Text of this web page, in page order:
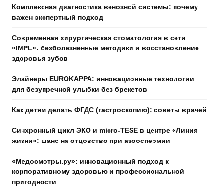
Комплексная диагностика венозной системы: почему
важен экспертный подход
Современная хирургическая стоматология в сети
«IMPL»: безболезненные методики и восстановление
здоровья зубов
Элайнеры EUROKAPPA: инновационные технологии
для безупречной улыбки без брекетов
Как детям делать ФГДС (гастроскопию): советы врачей
Синхронный цикл ЭКО и micro-TESE в центре «Линия
жизни»: шанс на отцовство при азооспермии
«Медосмотры.ру»: инновационный подход к
корпоративному здоровью и профессиональной
пригодности